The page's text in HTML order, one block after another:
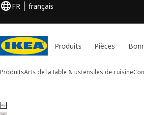
FR français
Produits Pièces
ProduitsArts de la table & ustensiles de cuisine
7 images de SNURRAD
les images